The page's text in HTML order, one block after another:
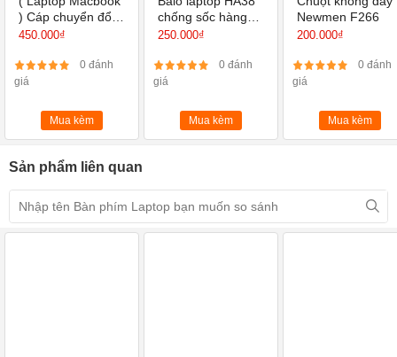
) Cáp chuyển đổi
USB Type C sang
USB 3.0, VGA
450.000₫
0 đánh
giá
Mua kèm
chống sốc hàng
Việt Nam chất
250.000₫
0 đánh
giá
Mua kèm
Newmen F266
200.000₫
0 đánh
giá
Mua kèm
Sản phẩm liên quan